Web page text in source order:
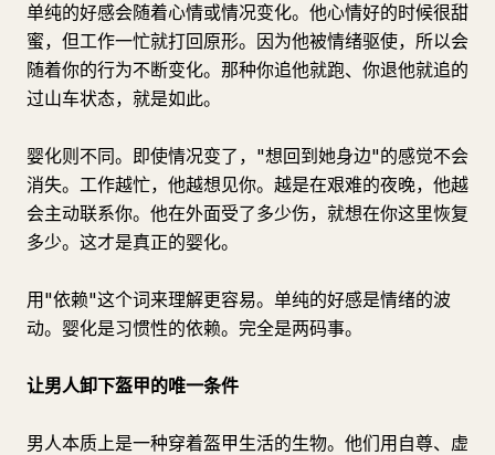
单纯的好感会随着心情或情况变化。他心情好的时候很甜
蜜，但工作一忙就打回原形。因为他被情绪驱使，所以会
随着你的行为不断变化。那种你追他就跑、你退他就追的
过山车状态，就是如此。
婴化则不同。即使情况变了，"想回到她身边"的感觉不会
消失。工作越忙，他越想见你。越是在艰难的夜晚，他越
会主动联系你。他在外面受了多少伤，就想在你这里恢复
多少。这才是真正的婴化。
用"依赖"这个词来理解更容易。单纯的好感是情绪的波
动。婴化是习惯性的依赖。完全是两码事。
让男人卸下盔甲的唯一条件
男人本质上是一种穿着盔甲生活的生物。他们用自尊、虚